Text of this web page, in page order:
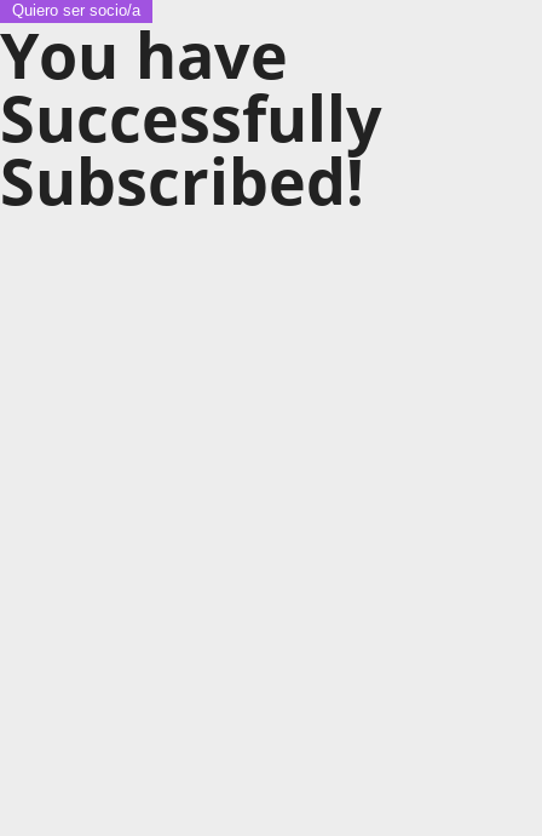
Quiero ser socio/a
You have
Successfully
Subscribed!